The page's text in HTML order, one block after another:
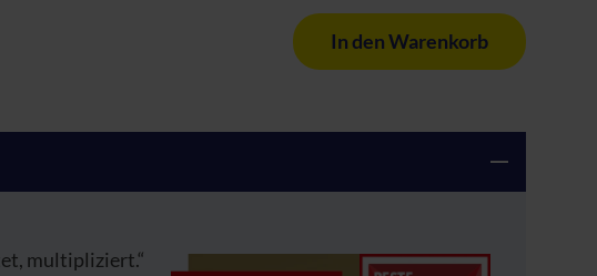
In den Warenkorb
multipliziert.“